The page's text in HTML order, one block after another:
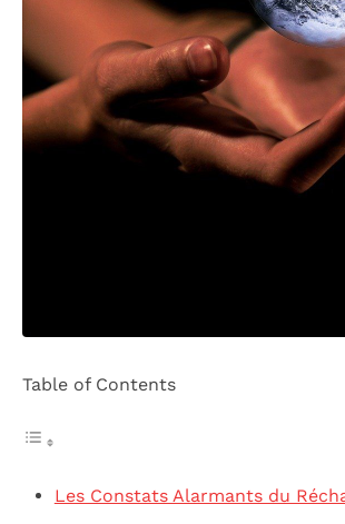
Table of Contents
Les Constats Alarmants du